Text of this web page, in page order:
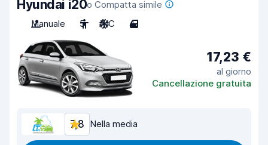
Hyundai i20o Compatta simile
Manuale
5 A/C 4
17,23 €
al giorno
Cancellazione gratuita
7,8 Nella media